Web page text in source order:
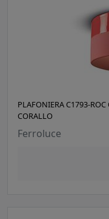
PLAFONIERA C1793-
CORALLO
Ferroluce